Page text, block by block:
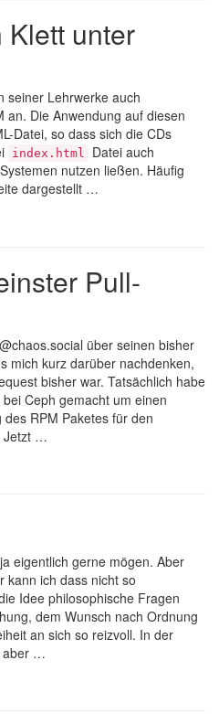
Klett unter
seiner Lehrwerke auch
an. Die Anwendung auf diesen
Datei, so dass sich die CDs
index.html
Datei auch
nutzen ließen. Häufig
dargestellt …
Pull-
über seinen bisher
mich kurz darüber nachdenken,
bisher war. Tatsächlich habe
Ceph gemacht um einen
RPM Paketes für den
Jetzt …
eigentlich gerne mögen. Aber
kann ich dass nicht so
Idee philosophische Fragen
dem Wunsch nach Ordnung
an sich so reizvoll. In der
aber …